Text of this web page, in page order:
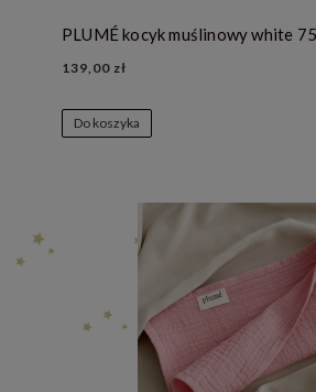
PLUMÉ kocyk muślinowy white
139,00 zł
Do koszyka